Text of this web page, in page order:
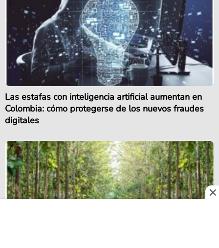
Las estafas con inteligencia artificial aumentan en
Colombia: cómo protegerse de los nuevos fraudes
digitales